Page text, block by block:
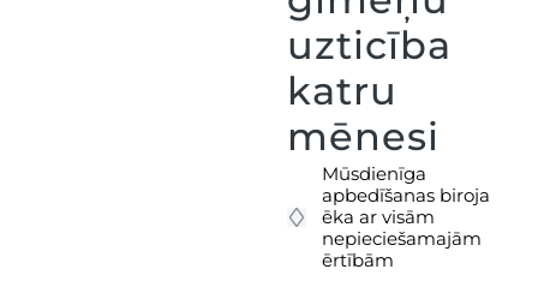
uzticība
katru
mēnesi
Mūsdienīga
apbedīšanas biroja
ēka ar visām
nepieciešamajām
ērtībām